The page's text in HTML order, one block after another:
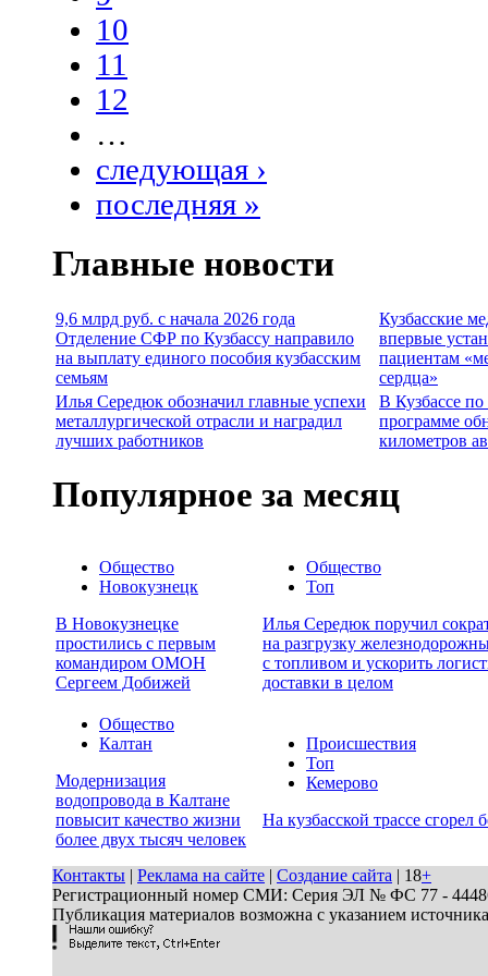
10
11
12
…
следующая ›
последняя »
Главные новости
9,6 млрд руб. с начала 2026 года
Отделение СФР по Кузбассу направило
на выплату единого пособия кузбасским
семьям
Кузбасские
впервые
пациентам
сердца»
Илья Середюк обозначил главные успехи
металлургической отрасли и наградил
лучших работников
В Кузбассе по
программе
километров
Популярное за месяц
Общество
Новокузнецк
В Новокузнецке
простились с первым
командиром ОМОН
Сергеем Добижей
Общество
Топ
Илья Середюк поручил
на разгрузку
с топливом и ускорить
доставки в целом
Общество
Калтан
Модернизация
водопровода в Калтане
повысит качество жизни
более двух тысяч человек
Происшествия
Топ
Кемерово
На кузбасской трассе сгорел
Контакты | Реклама на сайте | Создание сайта | 18+
Регистрационный номер СМИ: Серия ЭЛ № ФС 77 - 44486
Публикация материалов возможна с указанием